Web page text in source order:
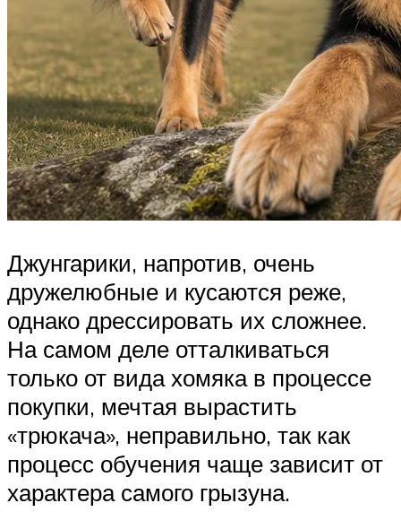
Джунгарики, напротив, очень
дружелюбные и кусаются реже,
однако дрессировать их сложнее.
На самом деле отталкиваться
только от вида хомяка в процессе
покупки, мечтая вырастить
«трюкача», неправильно, так как
процесс обучения чаще зависит от
характера самого грызуна.